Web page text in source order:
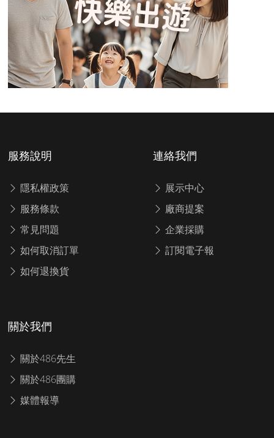
服務說明
隱私權政策
服務條款
常見問題
如何取消訂單
如何退換貨
連絡我們
展示中心
廠商提案
企業採購
訂閱電子報
關於我們
關於486先生
關於486團購
媒體報導